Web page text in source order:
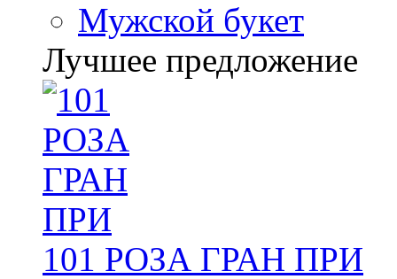
Мужской букет
Лучшее предложение
101 РОЗА ГРАН ПРИ